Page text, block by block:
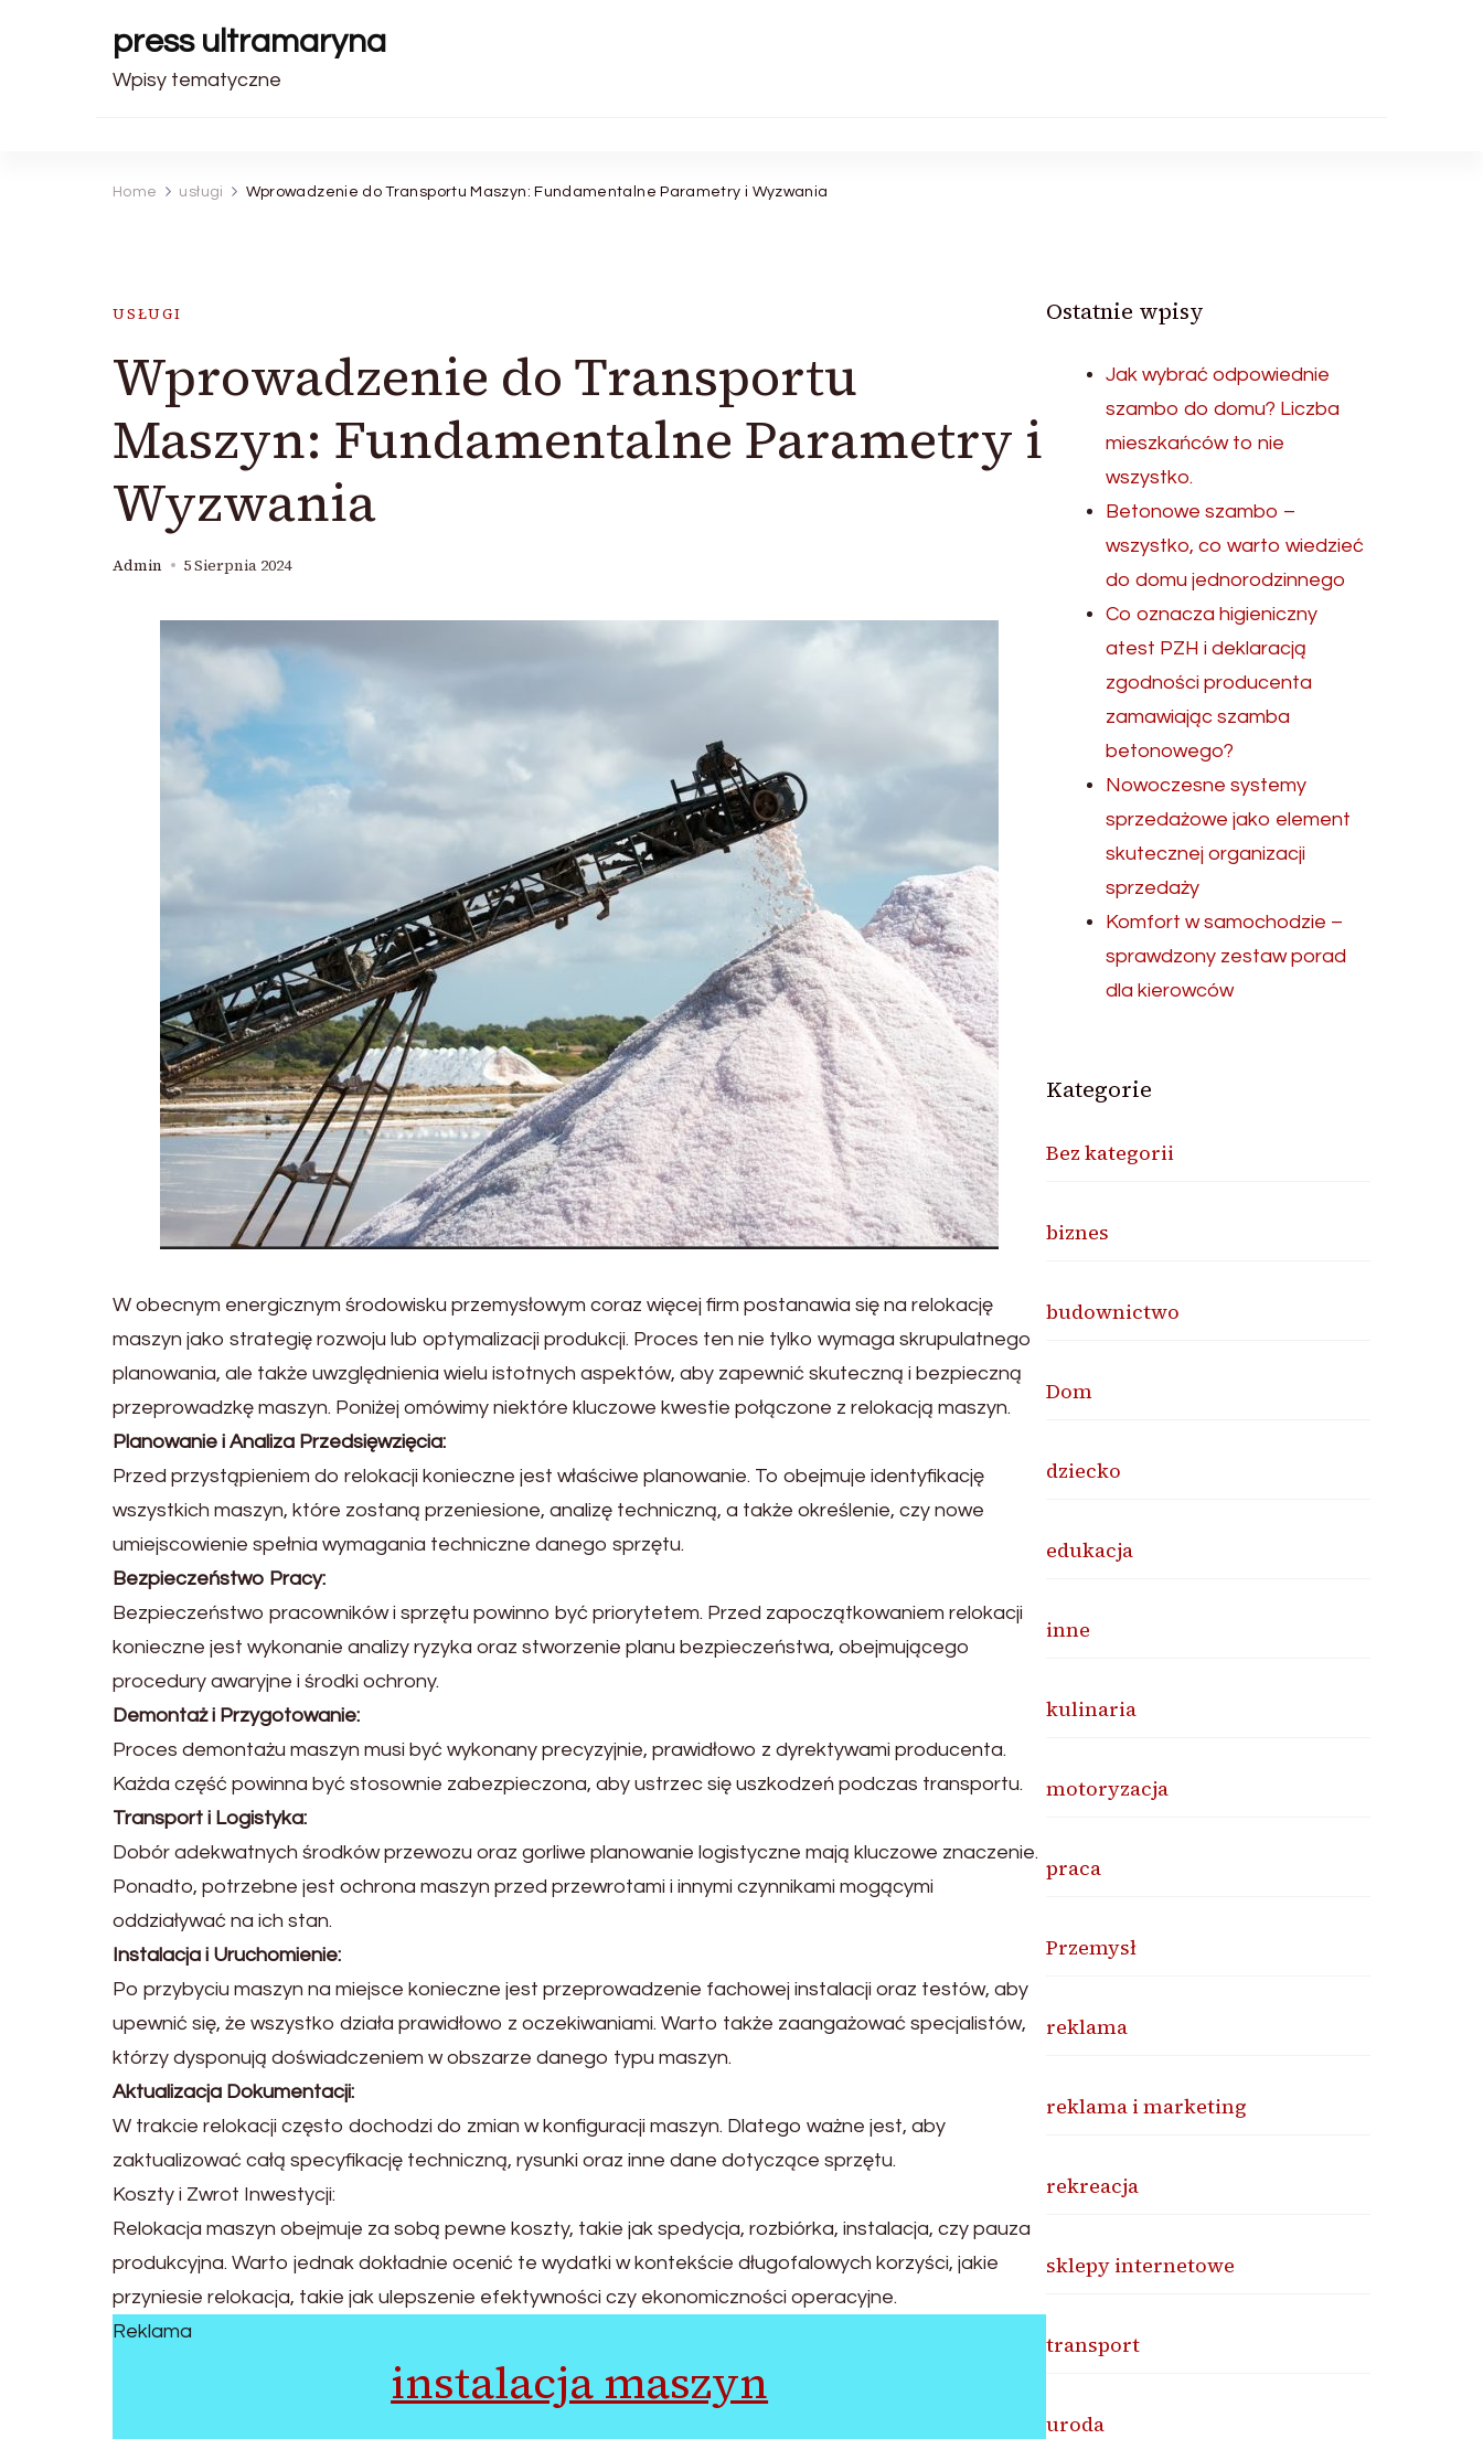
press ultramaryna
Wpisy tematyczne
Home usługi Wprowadzenie do Transportu Maszyn: Fundamentalne Parametry i Wyzwania
USŁUGI
Wprowadzenie do Transportu
Maszyn: Fundamentalne Parametry i
Wyzwania
Admin 5 Sierpnia 2024
W obecnym energicznym środowisku przemysłowym coraz więcej firm postanawia się na relokację
maszyn jako strategię rozwoju lub optymalizacji produkcji. Proces ten nie tylko wymaga skrupulatnego
planowania, ale także uwzględnienia wielu istotnych aspektów, aby zapewnić skuteczną i bezpieczną
przeprowadzkę maszyn. Poniżej omówimy niektóre kluczowe kwestie połączone z relokacją maszyn.
Planowanie i Analiza Przedsięwzięcia:
Przed przystąpieniem do relokacji konieczne jest właściwe planowanie. To obejmuje identyfikację
wszystkich maszyn, które zostaną przeniesione, analizę techniczną, a także określenie, czy nowe
umiejscowienie spełnia wymagania techniczne danego sprzętu.
Bezpieczeństwo Pracy:
Bezpieczeństwo pracowników i sprzętu powinno być priorytetem. Przed zapoczątkowaniem relokacji
konieczne jest wykonanie analizy ryzyka oraz stworzenie planu bezpieczeństwa, obejmującego
procedury awaryjne i środki ochrony.
Demontaż i Przygotowanie:
Proces demontażu maszyn musi być wykonany precyzyjnie, prawidłowo z dyrektywami producenta.
Każda część powinna być stosownie zabezpieczona, aby ustrzec się uszkodzeń podczas transportu.
Transport i Logistyka:
Dobór adekwatnych środków przewozu oraz gorliwe planowanie logistyczne mają kluczowe znaczenie.
Ponadto, potrzebne jest ochrona maszyn przed przewrotami i innymi czynnikami mogącymi
oddziaływać na ich stan.
Instalacja i Uruchomienie:
Po przybyciu maszyn na miejsce konieczne jest przeprowadzenie fachowej instalacji oraz testów, aby
upewnić się, że wszystko działa prawidłowo z oczekiwaniami. Warto także zaangażować specjalistów,
którzy dysponują doświadczeniem w obszarze danego typu maszyn.
Aktualizacja Dokumentacji:
W trakcie relokacji często dochodzi do zmian w konfiguracji maszyn. Dlatego ważne jest, aby
zaktualizować całą specyfikację techniczną, rysunki oraz inne dane dotyczące sprzętu.
Koszty i Zwrot Inwestycji:
Relokacja maszyn obejmuje za sobą pewne koszty, takie jak spedycja, rozbiórka, instalacja, czy pauza
produkcyjna. Warto jednak dokładnie ocenić te wydatki w kontekście długofalowych korzyści, jakie
przyniesie relokacja, takie jak ulepszenie efektywności czy ekonomiczności operacyjne.
Reklama
instalacja maszyn
Ostatnie wpisy
Jak wybrać odpowiednie
szambo do domu? Liczba
mieszkańców to nie
wszystko.
Betonowe szambo –
wszystko, co warto wiedzieć
do domu jednorodzinnego
Co oznacza higieniczny
atest PZH i deklaracją
zgodności producenta
zamawiając szamba
betonowego?
Nowoczesne systemy
sprzedażowe jako element
skutecznej organizacji
sprzedaży
Komfort w samochodzie –
sprawdzony zestaw porad
dla kierowców
Kategorie
Bez kategorii
biznes
budownictwo
Dom
dziecko
edukacja
inne
kulinaria
motoryzacja
praca
Przemysł
reklama
reklama i marketing
rekreacja
sklepy internetowe
transport
uroda